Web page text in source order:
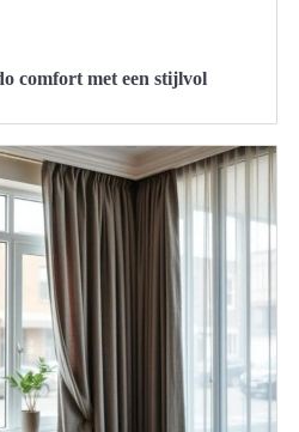
comfort met een stijlvol